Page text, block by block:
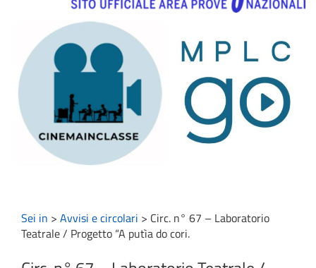
Sei in > Avvisi e circolari > Circ. n° 67 – Laboratorio
Teatrale / Progetto “A putìa do cori.